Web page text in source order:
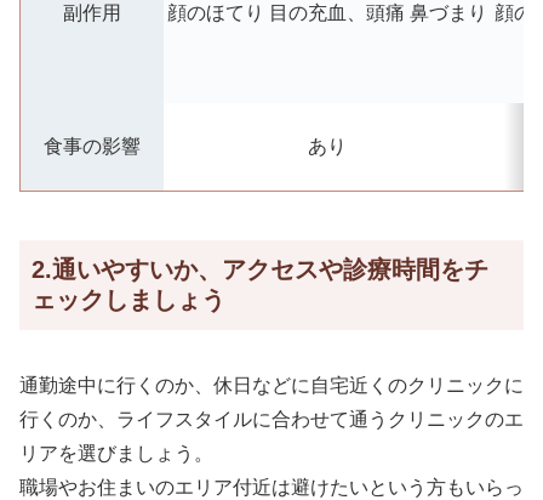
副作用 顔のほてり 目の充血、頭痛 鼻づまり 顔の
食事の影響 あり
2.通いやすいか、アクセスや診療時間をチ
ェックしましょう
通勤途中に行くのか、休日などに自宅近くのクリニックに
行くのか、ライフスタイルに合わせて通うクリニックのエ
リアを選びましょう。
職場やお住まいのエリア付近は避けたいという方もいらっ